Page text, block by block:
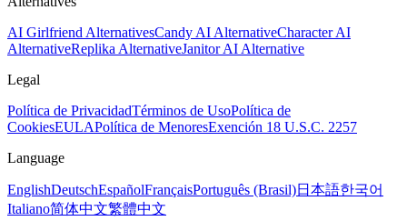
AI Girlfriend AlternativesCandy AI AlternativeCharacter AI
AlternativeReplika AlternativeJanitor AI Alternative
Legal
Política de PrivacidadTérminos de UsoPolítica de
CookiesEULAPolítica de MenoresExención 18 U.S.C. 2257
Language
EnglishDeutschEspañolFrançaisPortuguês (Brasil)日本語한국어
Italiano简体中文繁體中文